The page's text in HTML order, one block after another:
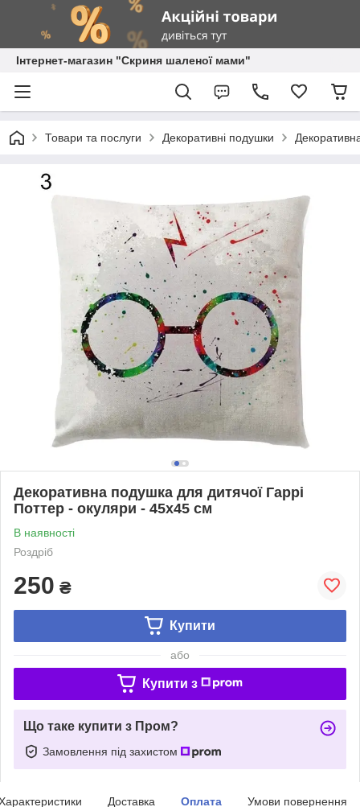
Інтернет-магазин "Скриня шаленої мами"
Товари та послуги Декоративні подушки
Декоративна подушка для дитячої Гаррі
Поттер - окуляри - 45х45 см
В наявності
Роздріб
250 ₴
Купити
або
Купити з
Що таке купити з Пром?
Замовлення під захистом
Доставка Оплата Умови повернення